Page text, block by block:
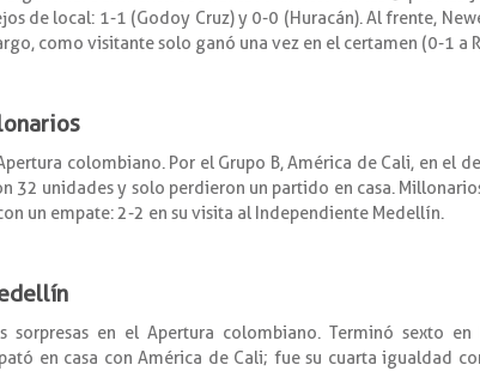
de local: 1-1 (Godoy Cruz) y 0-0 (Huracán). Al frente,
como visitante solo ganó una vez en el certamen (0-1 a
colombiano. Por el Grupo B, América de Cali, en el
32 unidades y solo perdieron un partido en casa.
un empate: 2-2 en su visita al Independiente Medellín.
sorpresas en el Apertura colombiano. Terminó sexto
en casa con América de Cali; fue su cuarta igualdad